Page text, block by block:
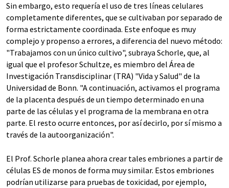
Sin embargo, esto requería el uso de tres líneas celulares
completamente diferentes, que se cultivaban por separado de
forma estrictamente coordinada. Este enfoque es muy
complejo y propenso a errores, a diferencia del nuevo método:
"Trabajamos con un único cultivo", subraya Schorle, que, al
igual que el profesor Schultze, es miembro del Área de
Investigación Transdisciplinar (TRA) "Vida y Salud" de la
Universidad de Bonn. "A continuación, activamos el programa
de la placenta después de un tiempo determinado en una
parte de las células y el programa de la membrana en otra
parte. El resto ocurre entonces, por así decirlo, por sí mismo a
través de la autoorganización".
El Prof. Schorle planea ahora crear tales embriones a partir de
células ES de monos de forma muy similar. Estos embriones
podrían utilizarse para pruebas de toxicidad, por ejemplo,